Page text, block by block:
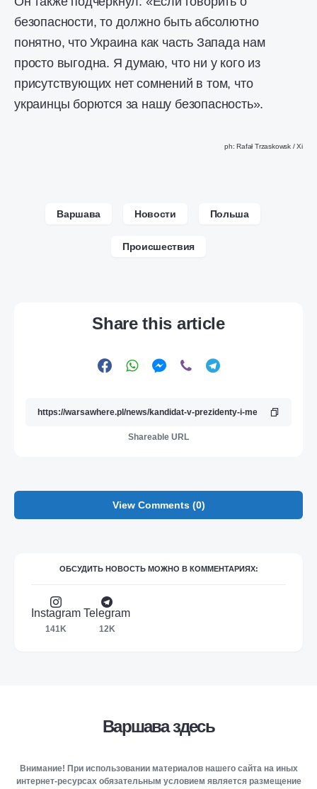
безопасности, то должно быть абсолютно
понятно, что Украина как часть Запада нам
просто выгодна. Я думаю, что ни у кого из
присутствующих нет сомнений в том, что
украинцы борются за нашу безопасность».
ph: Rafał Trzaskowsk / Xi
Варшава Новости Польша
Происшествия
Share this article
Shareable URL
View Comments (0)
ОБСУДИТЬ НОВОСТЬ МОЖНО В КОММЕНТАРИЯХ:
Instagram
141K
Telegram
12K
Варшава здесь
Внимание! При использовании материалов нашего сайта на иных
интернет-ресурсах обязательным условием является размещение